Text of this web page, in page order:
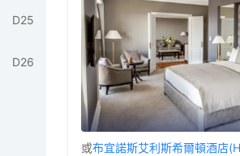
D25
D26
或布宜諾斯艾利斯希爾頓酒店